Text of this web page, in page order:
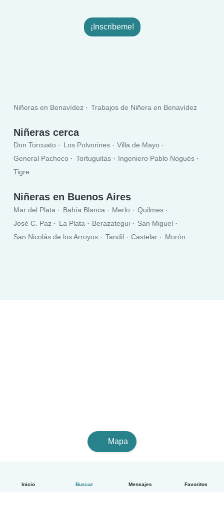
Inicio Buscar Mensajes Favoritos
¡Inscribeme!
Niñeras en Benavídez Trabajos de Niñera en Benavídez
Niñeras cerca
Don Torcuato Los Polvorines
Villa de Mayo
General Pacheco
Tortuguitas
Ingeniero Pablo Nogués
Tigre
Niñeras en Buenos Aires
Mar del Plata Bahía Blanca Merlo
Quilmes
José C. Paz
La Plata Berazategui
San Miguel
San Nicolás de los Arroyos
Tandil Castelar Morón
Mapa